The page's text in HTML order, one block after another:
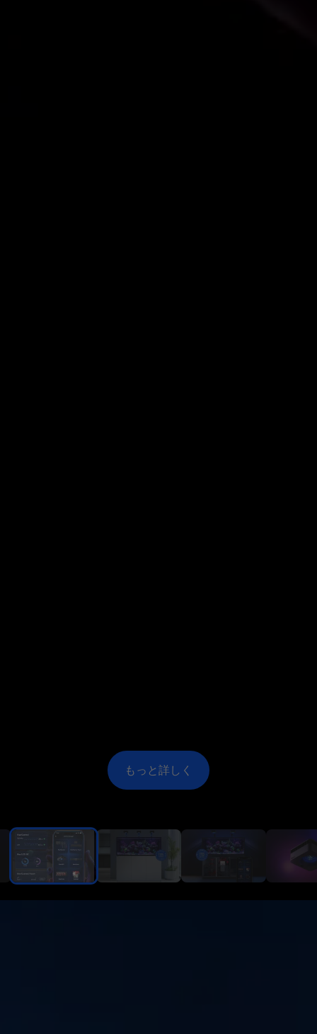
記事全文を読む
もっと詳しく
もっと詳しく もっと詳しく もっと詳しく
もっと詳しく
もっと詳しく